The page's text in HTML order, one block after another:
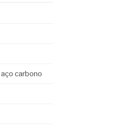
carbono